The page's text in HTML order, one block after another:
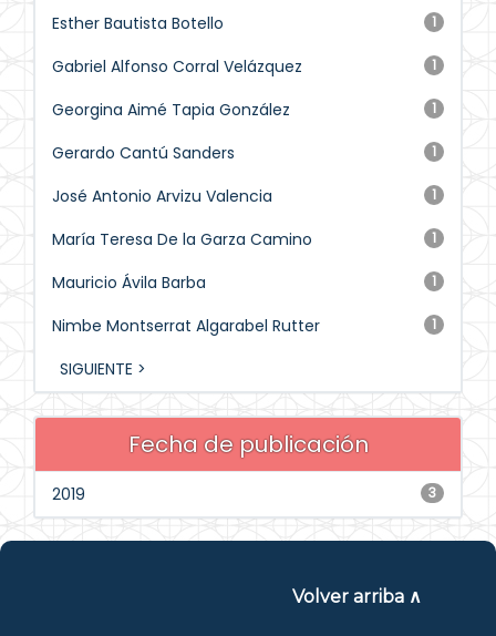
1
Esther Bautista Botello
1
Gabriel Alfonso Corral Velázquez
1
Georgina Aimé Tapia González
1
Gerardo Cantú Sanders
1
José Antonio Arvizu Valencia
1
María Teresa De la Garza Camino
1
Mauricio Ávila Barba
1
Nimbe Montserrat Algarabel Rutter
SIGUIENTE >
Fecha de publicación
3
2019
Volver arriba ∧